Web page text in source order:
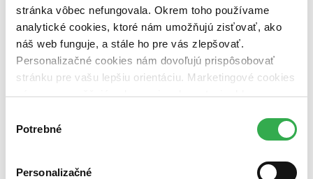
stránka vôbec nefungovala. Okrem toho používame
analytické cookies, ktoré nám umožňujú zisťovať, ako
náš web funguje, a stále ho pre vás zlepšovať.
Personalizačné cookies nám dovoľujú prispôsobovať
stránku pre vašu lepšiu orientáciu. Marketingové cookies
nám zas umožňujú zobrazenie relevantnej reklamy.
nám pomohlo, keby sme mohli používať všetky tieto
súhlasu
Potrebné
Personalizačné
nová (0 titulov)nová
čítaná (0 titulov)
čítaná
čítaná - výborný stav (0 titulov)čítaná - výborný stav
čítaná - mierne opotrebovaná (0 titulov)čítaná - mierne
opotrebovaná
čítané verzie vypredaných kníh (0 titulov)čítané verzie